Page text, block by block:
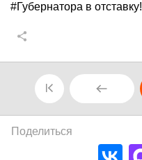
#Губернатора в отставку!
Поделиться